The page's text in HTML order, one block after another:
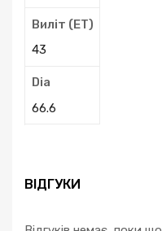
Виліт (ЕТ)
43
Dia
66.6
ВІДГУКИ